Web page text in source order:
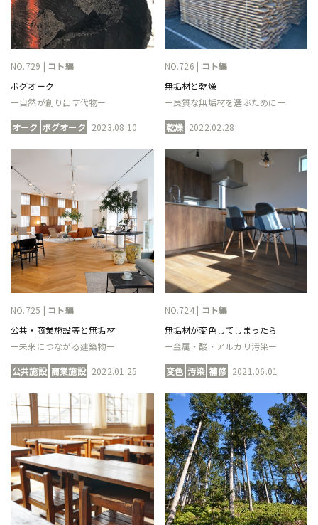
NO.729 | コト編
ボグオーク
ー自然が創り出す代物ー
オーク ボグオーク 2023.08.10
NO.726 | コト編
無垢材と乾燥
ー良質な無垢材を選ぶためにー
乾燥 2022.02.28
NO.725 | コト編
公共・商業施設等と無垢材
ー未来につながる建築物ー
公共施設 商業施設 2022.01.25
NO.724 | コト編
無垢材が変色してしまったら
ー金属・酸・アルカリ汚染ー
変色 汚染 補修 2021.06.01